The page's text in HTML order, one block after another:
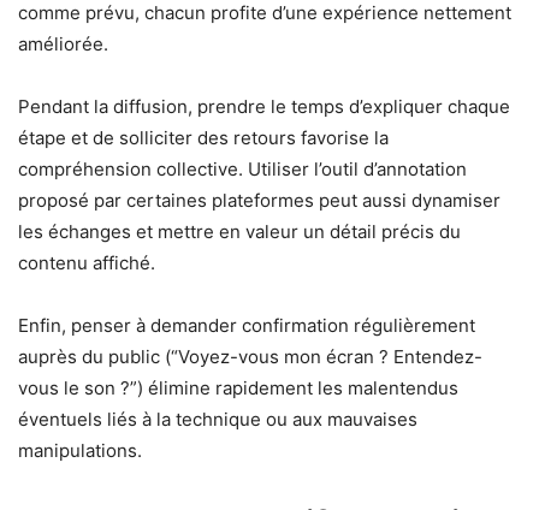
comme prévu, chacun profite d’une expérience nettement
améliorée.
Pendant la diffusion, prendre le temps d’expliquer chaque
étape et de solliciter des retours favorise la
compréhension collective. Utiliser l’outil d’annotation
proposé par certaines plateformes peut aussi dynamiser
les échanges et mettre en valeur un détail précis du
contenu affiché.
Enfin, penser à demander confirmation régulièrement
auprès du public (“Voyez-vous mon écran ? Entendez-
vous le son ?”) élimine rapidement les malentendus
éventuels liés à la technique ou aux mauvaises
manipulations.